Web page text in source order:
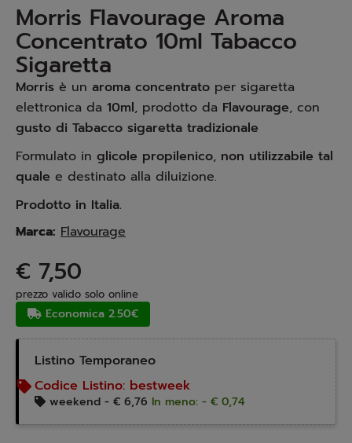
Morris Flavourage Aroma
Concentrato 10ml Tabacco
Sigaretta
Morris è un aroma concentrato per sigaretta
elettronica da 10ml, prodotto da Flavourage, con
gusto di Tabacco sigaretta tradizionale
Formulato in glicole propilenico, non utilizzabile tal
quale e destinato alla diluizione.
Prodotto in Italia.
Marca: Flavourage
€ 7,50
prezzo valido solo online
Economica 2.50€
Listino Temporaneo
Codice Listino: bestweek
weekend - € 6,76 In meno: - € 0,74